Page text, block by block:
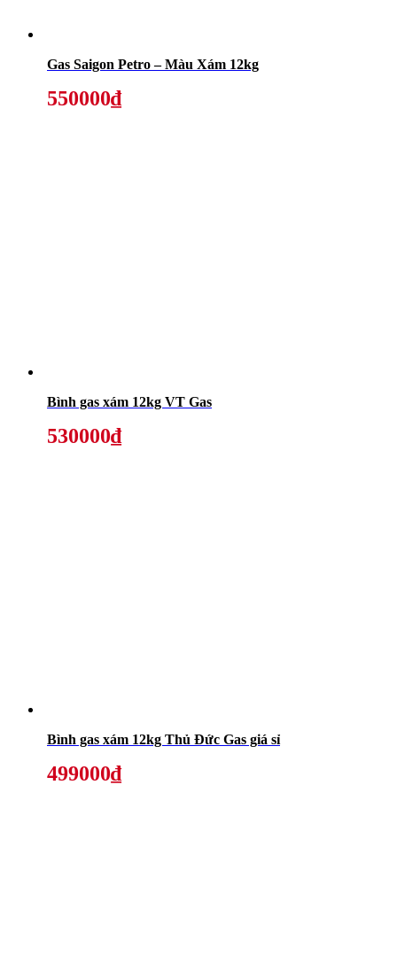
Gas Saigon Petro – Màu Xám 12kg
550000₫
Bình gas xám 12kg VT Gas
530000₫
Bình gas xám 12kg Thủ Đức Gas giá sỉ
499000₫